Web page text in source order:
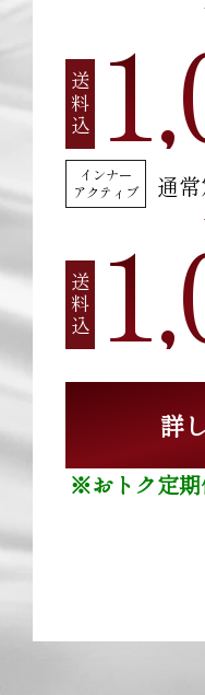
送料込
インナー
アクティブ
通
送料込
詳
※おトク定期